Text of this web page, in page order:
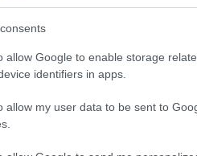
allow Google to enable storage
identifiers in apps.
allow my user data to be sent to